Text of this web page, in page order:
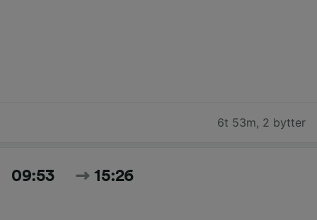
6t 53m, 2 bytter
09:53 15:26